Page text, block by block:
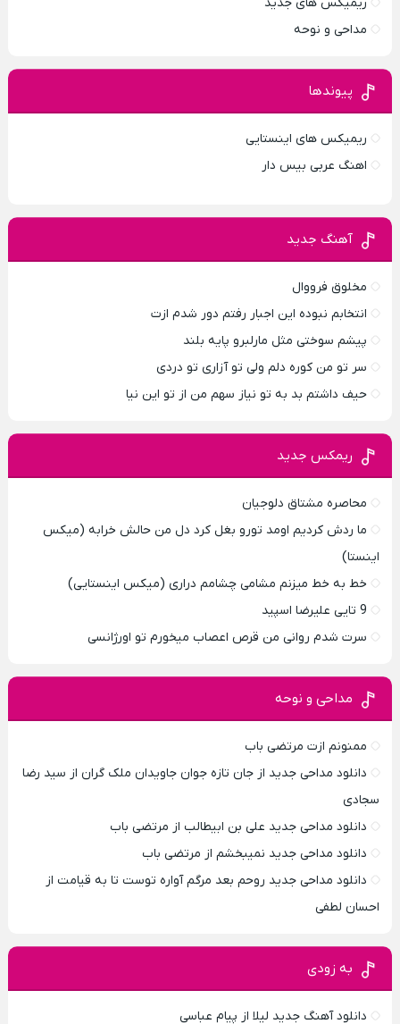
مداحی و نوحه
پیوندها
ریمیکس های اینستایی
اهنگ عربی بیس دار
آهنگ جدید
مخلوق فرووال
انتخابم نبوده این اجبار رفتم دور شدم ازت
پیشم سوختی مثل مارلبرو پایه بلند
سر تو من کوره دلم ولی تو آزاری تو دردی
حیف داشتم بد به تو نیاز سهم من از تو این نیا
ریمکس جدید
محاصره مشتاق دلوجیان
ما ردش کردیم اومد تورو بغل کرد دل من حالش خرابه (میکس
اینستا)
خط به خط میزنم مشامی چشامم دراری (میکس اینستایی)
9 تایی علیرضا اسپید
سرت شدم روانی من قرص اعصاب میخورم تو اورژانسی
مداحی و نوحه
ممنونم ازت مرتضی باب
دانلود مداحی جدید از جان تازه جوان جاویدان ملک گران از سید رضا
سجادی
دانلود مداحی جدید علی بن ابیطالب از مرتضی باب
دانلود مداحی جدید نمیبخشم از مرتضی باب
دانلود مداحی جدید روحم بعد مرگم آواره توست تا به قیامت از
احسان لطفی
به زودی
دانلود آهنگ جدید لیلا از پیام عباسی